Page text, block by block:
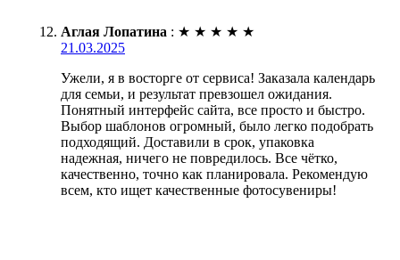
Аглая Лопатина : ★ ★ ★ ★ ★
21.03.2025
Ужели, я в восторге от сервиса! Заказала календарь
для семьи, и результат превзошел ожидания.
Понятный интерфейс сайта, все просто и быстро.
Выбор шаблонов огромный, было легко подобрать
подходящий. Доставили в срок, упаковка
надежная, ничего не повредилось. Все чётко,
качественно, точно как планировала. Рекомендую
всем, кто ищет качественные фотосувениры!